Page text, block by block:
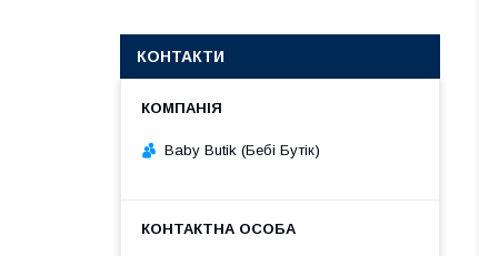
КОНТАКТИ
Baby Butik (Бебі Бутік)